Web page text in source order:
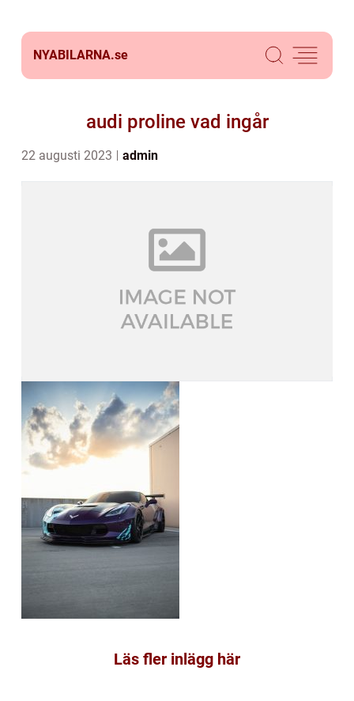
NYABILARNA.se
audi proline vad ingår
22 augusti 2023 admin
Läs fler inlägg här